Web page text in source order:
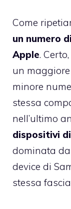
Come
un numero
Apple.
un
minore
stessa
nell’ultimo
dispositivi
dominata da
device di
stessa